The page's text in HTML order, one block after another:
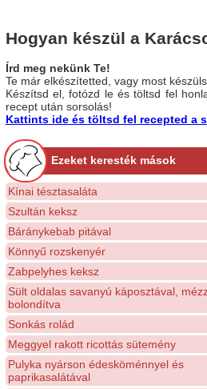
Hogyan készül a
Írd meg nekünk Te!
Te már elkészítetted, vagy most
Készítsd el, fotózd le és töltsd fel
recept után sorsolás!
Kattints ide és töltsd fel recepted a
Ezeket keresték mások
Kínai tésztasaláta
Szultán keksz
Báránykebab pitával
Könnyű rozskenyér
Zabpelyhes keksz
Sült oldalas savanyú káposztával,
bolondítva
Sonkás rolád
Meggyel rakott ricottás sütemény
Pulyka nyárson édesköménnyel és
paprikasalátával